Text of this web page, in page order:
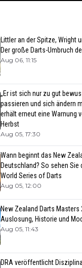
Littler an der Spitze, Wright
Der große Darts-Umbruch
Aug 06, 11:15
„Er ist sich nur zu gut
passieren und sich ändern
erhält erneut eine Warnung
Herbst
Aug 05, 17:30
Wann beginnt das New
Deutschland? So sehen Sie
World Series of Darts
Aug 05, 12:00
New Zealand Darts Masters
Auslosung, Historie und
Aug 05, 11:43
DRA veröffentlicht